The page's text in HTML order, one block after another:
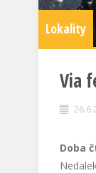
Lokality
Via
Doba